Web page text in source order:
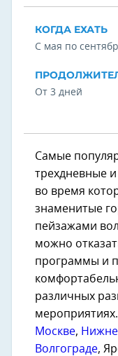
КОГДА ЕХАТЬ
С мая по
От 3 дней
Самые
трехдневные
во время
знаменитые
пейзажами
можно
программы и
различных
Москве,
Волгограде,